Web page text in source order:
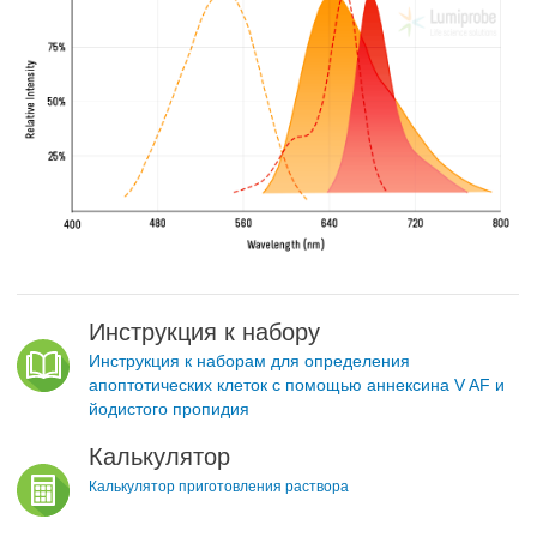
Инструкция к набору
Инструкция к наборам для определения
апоптотических клеток с помощью аннексина V AF и
йодистого пропидия
Калькулятор
Калькулятор приготовления раствора